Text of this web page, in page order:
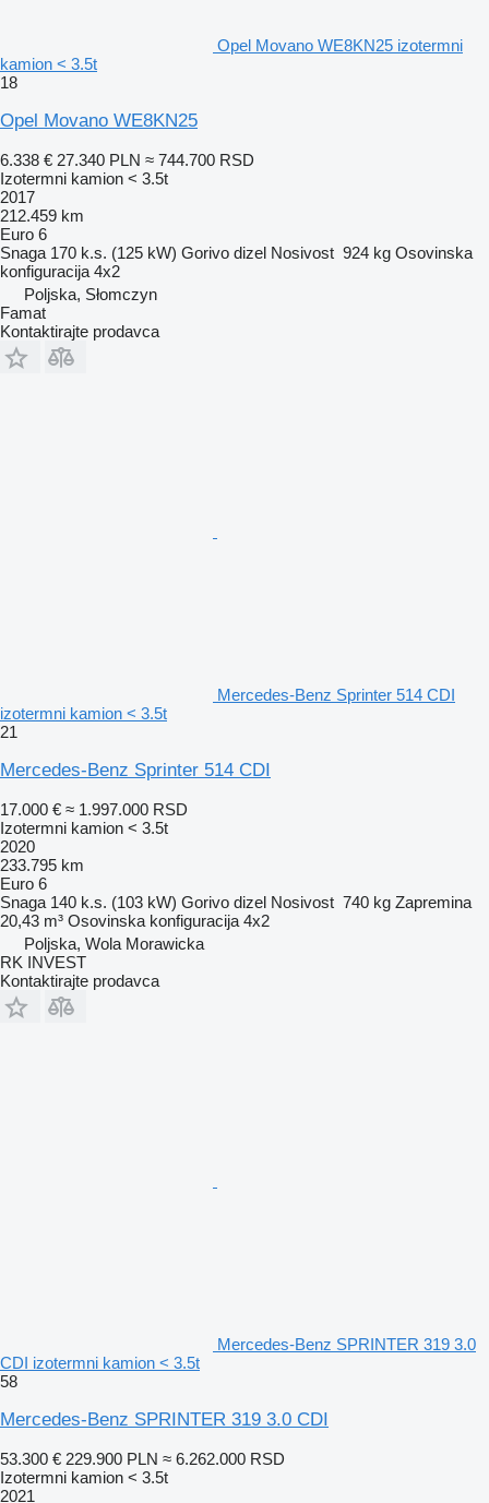
Opel Movano WE8KN25 izotermni
kamion < 3.5t
18
Opel Movano WE8KN25
6.338 € 27.340 PLN ≈ 744.700 RSD
Izotermni kamion < 3.5t
2017
212.459 km
Euro 6
Snaga 170 k.s. (125 kW) Gorivo dizel Nosivost 924 kg Osovinska
konfiguracija 4x2
Poljska, Słomczyn
Famat
Kontaktirajte prodavca
Mercedes-Benz Sprinter 514 CDI
izotermni kamion < 3.5t
21
Mercedes-Benz Sprinter 514 CDI
17.000 € ≈ 1.997.000 RSD
Izotermni kamion < 3.5t
2020
233.795 km
Euro 6
Snaga 140 k.s. (103 kW) Gorivo dizel Nosivost 740 kg Zapremina
20,43 m³ Osovinska konfiguracija 4x2
Poljska, Wola Morawicka
RK INVEST
Kontaktirajte prodavca
Mercedes-Benz SPRINTER 319 3.0
CDI izotermni kamion < 3.5t
58
Mercedes-Benz SPRINTER 319 3.0 CDI
53.300 € 229.900 PLN ≈ 6.262.000 RSD
Izotermni kamion < 3.5t
2021